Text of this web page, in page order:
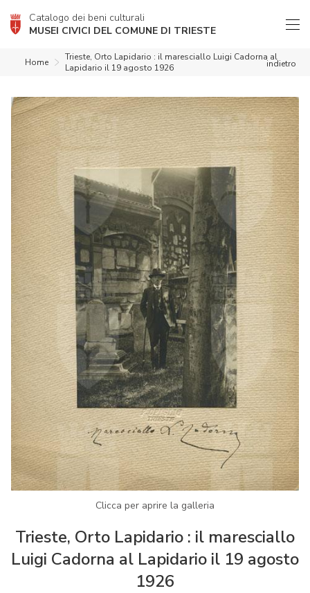
Catalogo dei beni culturali
MUSEI CIVICI DEL COMUNE DI TRIESTE
indietro
Home
Trieste, Orto Lapidario : il maresciallo Luigi Cadorna al
Lapidario il 19 agosto 1926
Clicca per aprire la galleria
Trieste, Orto Lapidario : il maresciallo
Luigi Cadorna al Lapidario il 19 agosto
1926